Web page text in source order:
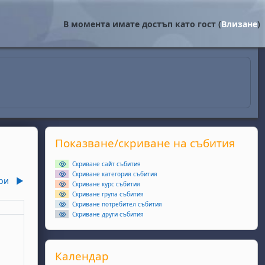
В момента имате достъп като гост (Влизане)
▶︎
неделя, 1 декември
Supplementary blocks
Прескочи Показване/скриване на събития
Показване/скриване на събития
Скриване сайт събития
Скриване категория събития
Скриване курс събития
Скриване група събития
Скриване потребител събития
Скриване други събития
Прескочи Календар
Календар